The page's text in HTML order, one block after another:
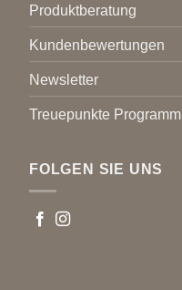
Produktberatung
Kundenbewertungen
Newsletter
Treuepunkte Programm
FOLGEN SIE UNS